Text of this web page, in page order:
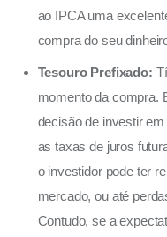
ao IPCA uma
compra do seu
Tesouro Prefixado:
momento da compra.
decisão de investir
as taxas de juros
o investidor pode ter
mercado, ou até
Contudo, se a